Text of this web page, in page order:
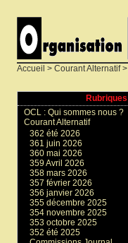
Accueil > Courant Alternatif>
Rubriques
OCL : Qui sommes nous ?
Courant Alternatif
362 été 2026
361 juin 2026
360 mai 2026
359 Avril 2026
358 mars 2026
357 février 2026
356 janvier 2026
355 décembre 2025
354 novembre 2025
353 octobre 2025
352 été 2025